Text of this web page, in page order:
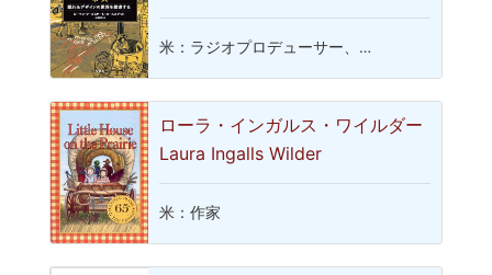
米：ラジオプロデューサー、…
ローラ・インガルス・ワイルダー
Laura Ingalls Wilder
米：作家